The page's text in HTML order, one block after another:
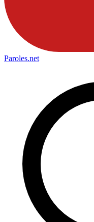
Paroles.net